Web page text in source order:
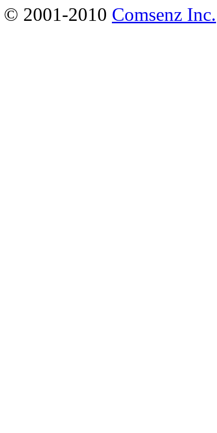
© 2001-2010 Comsenz Inc.